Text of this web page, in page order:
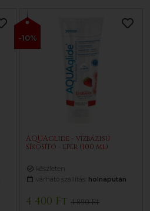
-10%
AQUAglide - vízbázisú
síkosító - eper (100 ml)
készleten
várható szállítás: holnapután
4 400 Ft4 890 Ft